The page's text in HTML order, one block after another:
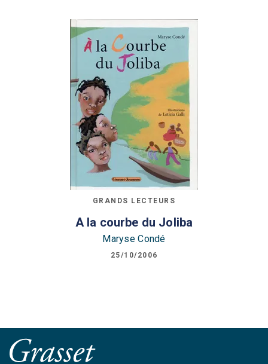
GRANDS LECTEURS
A la courbe du Joliba
Maryse Condé
25/10/2006